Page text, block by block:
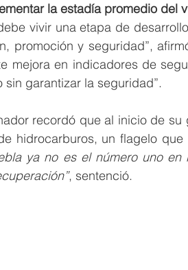
la estadía promedio del
vivir una etapa de
promoción y seguridad”,
mejora en indicadores de
sin garantizar la seguridad”.
recordó que al inicio de
ya no es el número uno
, sentenció.